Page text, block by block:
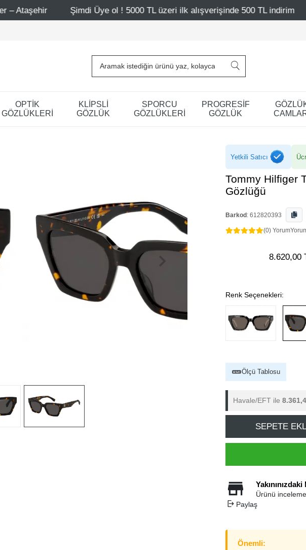
Şimdi Üye ol ! 5000 TL üzeri ilk alışverişinde 500 TL indirim
OPTİK
GÖZLÜKLERİ
KLİPSLİ
GÖZLÜK
SPORCU
GÖZLÜKLERİ
PROGRESİF
GÖZLÜK
Yetkili Satıcı
Tommy Hilfiger
Gözlüğü
Barkod : 612820393
(0) Yorum
8.620,00
Renk Seçenekleri:
Ölçü Tablosu
Havale/EFT ile
SEPETE
Ürünü
Paylaş
Önemli: